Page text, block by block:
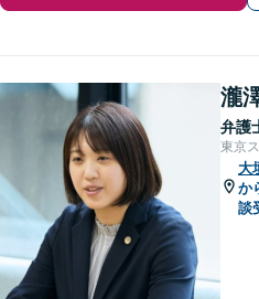
瀧
弁護
東京
大
か
談